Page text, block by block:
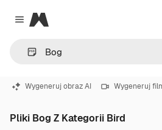
Close menu
Magnific
Wygeneruj obraz AI Wygeneruj
Pliki Bog Z Kategorii Bird